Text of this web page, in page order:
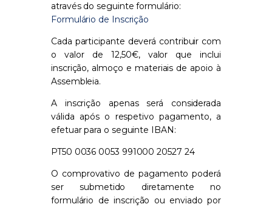
através do seguinte formulário:
Formulário de Inscrição
Cada participante deverá contribuir com
o valor de 12,50€, valor que inclui
inscrição, almoço e materiais de apoio à
Assembleia.
A inscrição apenas será considerada
válida após o respetivo pagamento, a
efetuar para o seguinte IBAN:
PT50 0036 0053 991000 20527 24
O comprovativo de pagamento poderá
ser submetido diretamente no
formulário de inscrição ou enviado por